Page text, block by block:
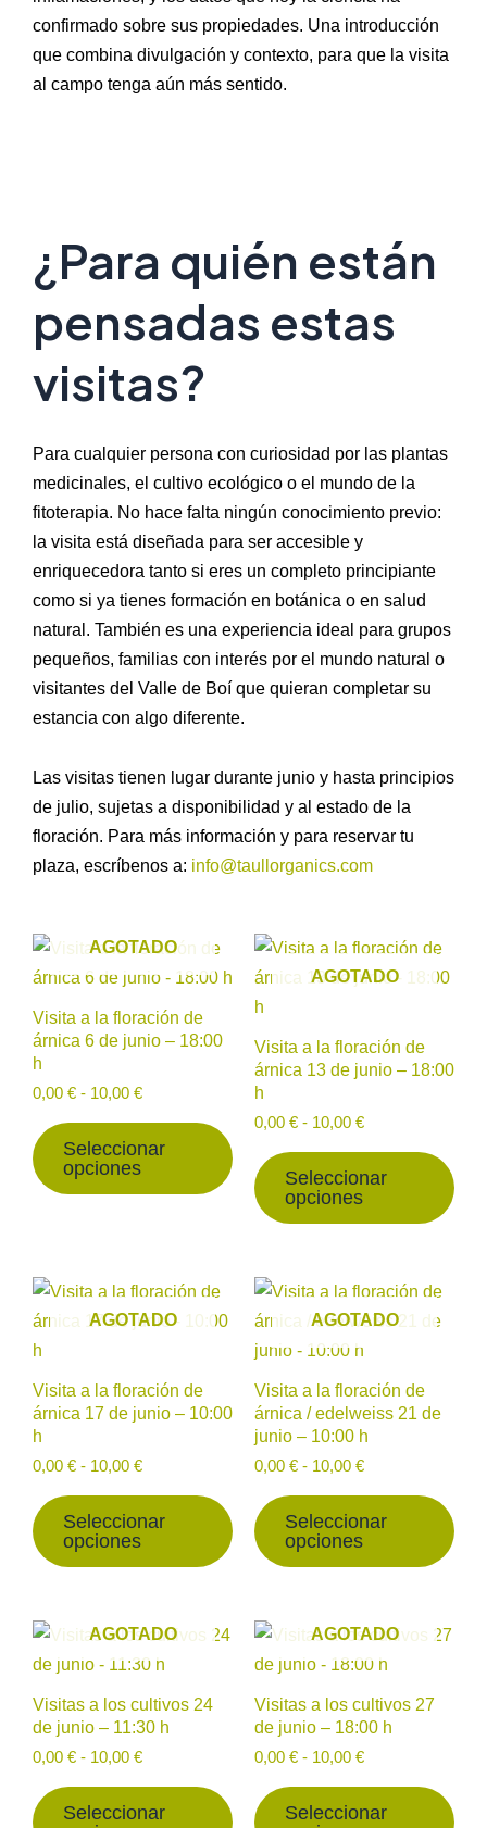
confirmado sobre sus propiedades. Una introducción
que combina divulgación y contexto, para que la visita
al campo tenga aún más sentido.
¿Para quién están
pensadas estas
visitas?
Para cualquier persona con curiosidad por las plantas
medicinales, el cultivo ecológico o el mundo de la
fitoterapia. No hace falta ningún conocimiento previo:
la visita está diseñada para ser accesible y
enriquecedora tanto si eres un completo principiante
como si ya tienes formación en botánica o en salud
natural. También es una experiencia ideal para grupos
pequeños, familias con interés por el mundo natural o
visitantes del Valle de Boí que quieran completar su
estancia con algo diferente.
Las visitas tienen lugar durante junio y hasta principios
de julio, sujetas a disponibilidad y al estado de la
floración. Para más información y para reservar tu
plaza, escríbenos a: info@taullorganics.com
AGOTADO
Visita a la floración de
árnica 6 de junio – 18:00
h
0,00 € - 10,00 €
Rango
precios:
0,00 €
hasta
Seleccionar
opciones
Este
producto
tiene
variantes.
Las
opciones
se
pueden
elegir
página
producto
AGOTADO
Visita a la floración de
árnica 13 de junio – 18:00
h
0,00 € - 10,00 €
Rango
precios:
hasta
10,00 €
Seleccionar
opciones
AGOTADO
Visita a la floración de
árnica 17 de junio – 10:00
h
0,00 € - 10,00 €
Rango
precios:
hasta
10,00 €
Seleccionar
opciones
Este
producto
tiene
variantes.
Las
opciones
pueden
elegir
página
producto
AGOTADO
Visita a la floración de
árnica / edelweiss 21 de
junio – 10:00 h
0,00 € - 10,00 €
Rango
precios:
hasta
10,00 €
Seleccionar
opciones
AGOTADO
Visitas a los cultivos 24
de junio – 11:30 h
0,00 € - 10,00 €
Rango
precios:
0,00 €
hasta
10,00 €
Seleccionar
Este
producto
múltiples
variantes.
opciones
AGOTADO
Visitas a los cultivos 27
de junio – 18:00 h
0,00 € - 10,00 €
Rango
precios:
0,00 €
hasta
10,00 €
Seleccionar